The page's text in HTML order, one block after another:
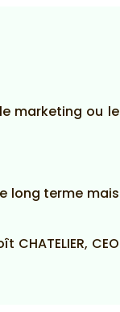
marketing ou le
long terme mais
CEO